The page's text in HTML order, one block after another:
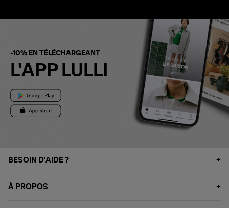
-10% EN TÉLÉCHARGEANT
L'APP LULLI
BESOIN D'AIDE ?
À PROPOS